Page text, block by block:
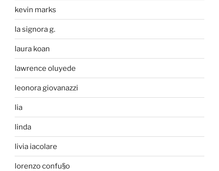
kevin marks
la signora g.
laura koan
lawrence oluyede
leonora giovanazzi
lia
linda
livia iacolare
lorenzo confu§o